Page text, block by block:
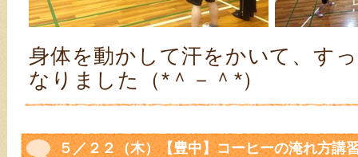
身体を動かして汗をかいて、す
なりました（*＾－＾*）
５／２２（木）【豊中】コーヒーの淹れ方講